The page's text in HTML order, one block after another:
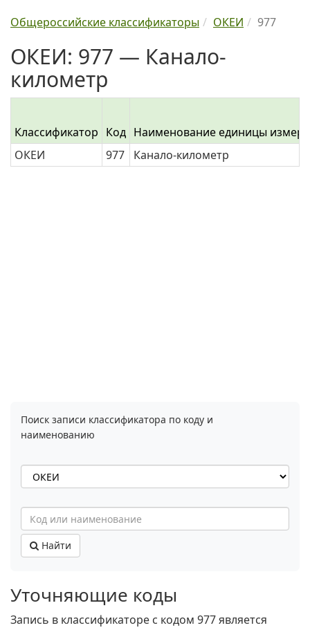
Общероссийские классификаторы ОКЕИ 977
ОКЕИ: 977 — Канало-
километр
Классификатор Код Наименование единицы
ОКЕИ
977 Канало-километр
Поиск записи классификатора по коду и
наименованию
Найти
Уточняющие коды
Запись в классификаторе с кодом 977 является